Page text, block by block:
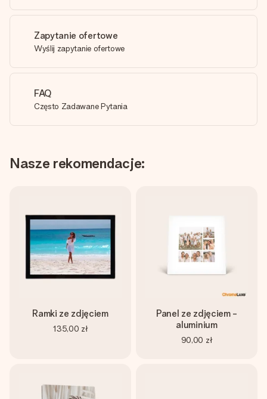
Zapytanie ofertowe
Wyślij zapytanie ofertowe
FAQ
Często Zadawane Pytania
Nasze rekomendacje:
Ramki ze zdjęciem
135,00 zł
Panel ze zdjęciem -
aluminium
90,00 zł